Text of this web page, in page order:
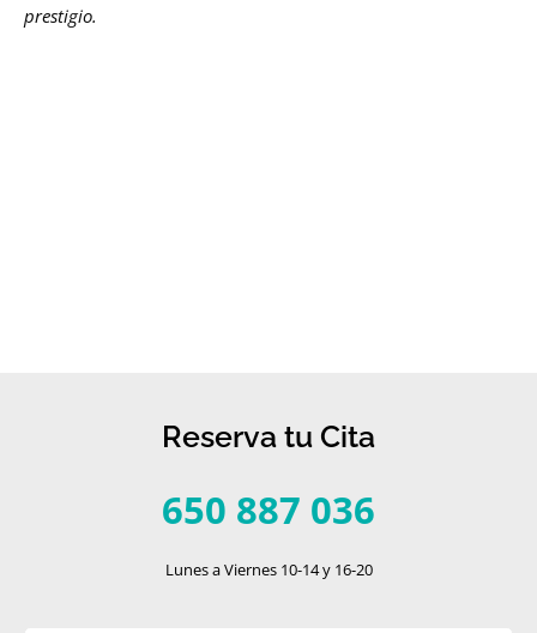
prestigio.
Reserva tu Cita
650 887 036
Lunes a Viernes 10-14 y 16-20